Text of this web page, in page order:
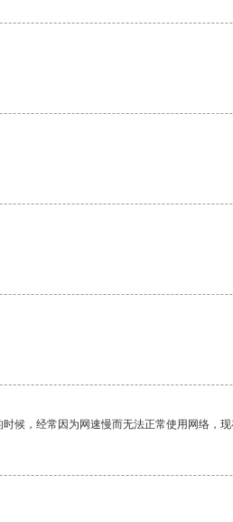
，经常因为网速慢而无法正常使用网络，现